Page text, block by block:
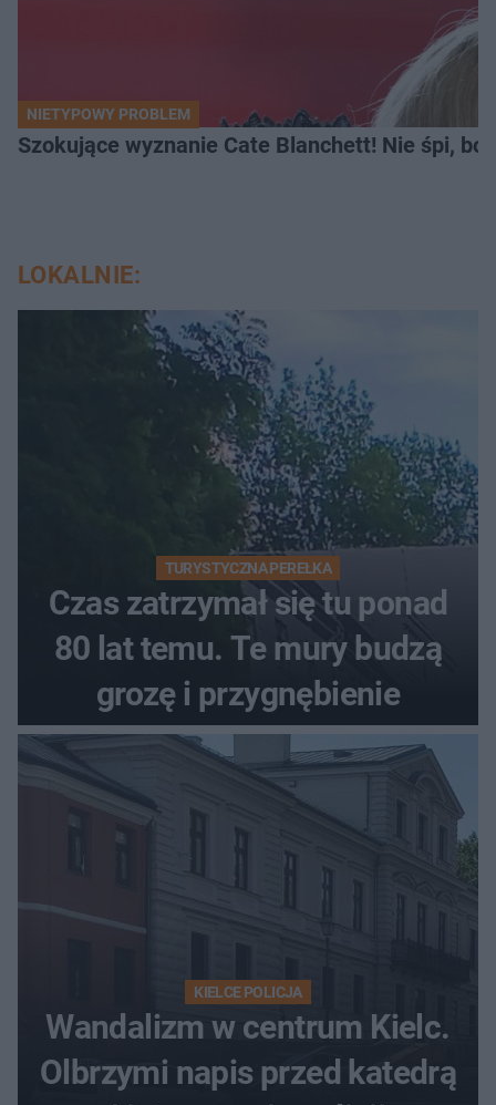
NIETYPOWY PROBLEM
Szokujące wyznanie Cate Blanchett! Nie śpi, bo
LOKALNIE:
TURYSTYCZNA PEREŁKA
Czas zatrzymał się tu ponad
80 lat temu. Te mury budzą
grozę i przygnębienie
KIELCE POLICJA
Wandalizm w centrum Kielc.
Olbrzymi napis przed katedrą